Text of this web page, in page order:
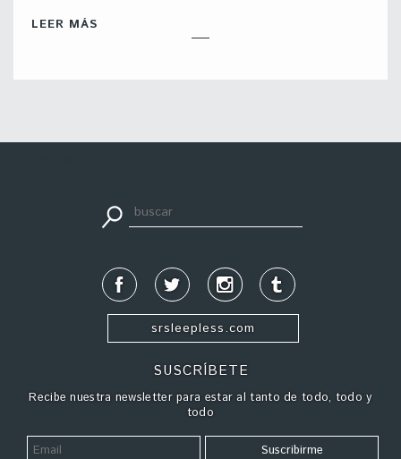
LEER MÁS
srsleepless.com
SUSCRÍBETE
Recibe nuestra newsletter para estar al tanto de todo, todo y
todo